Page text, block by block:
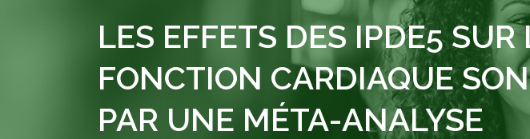
LES EFFETS DES IPDE5
FONCTION CARDIAQUE
PAR UNE MÉTA-ANALYSE